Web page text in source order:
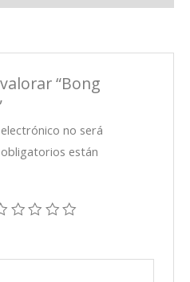
“Bong
no será
están